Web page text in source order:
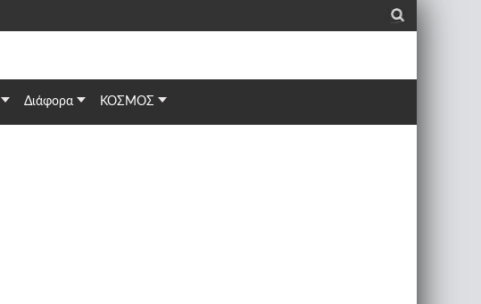
_
Διάφορα ΚΟΣΜΟΣ